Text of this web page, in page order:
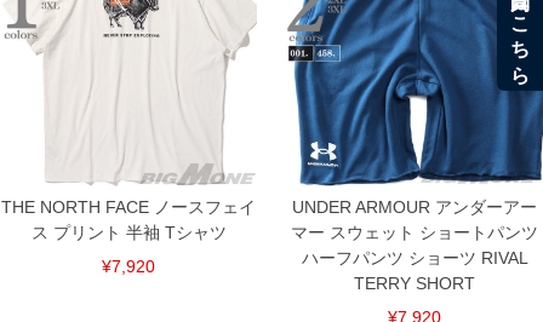
備考欄に股下●cmとご記入下さい。（裾上げ無料対象商品は1本につき税込6,000円以
上の品が対象。1本5,999円以下の商品は有料（500円+税）となります。）
出荷まで約1週間～20日間程お時間を頂く場合がございます。
尚、裾上げした商品は返品・交換不可となりますので、予めご了承下さい。
一部、お直しに対応出来ない商品がございます。(例：裾にファスナーや調節ひもが付
いている、極端なデザインが施されている等)
※商品によって若干のサイズの誤差がございます。また、お客様がご使用の環境（コ
ンピュータ画面）によって、商品の色味が若干異なる場合がございます。予めご了承
舗からのお取り寄せ等により、お客様にご迷惑をお掛けしてしまう場合がございま
す。そのようなことがない様最大限に努めておりますが、もしあった場合速やかにご
THE NORTH FACE ノースフェイ
ス プリント 半袖 Tシャツ
¥7,920
UNDER ARMOUR アンダーアー
マー スウェット ショートパンツ
ハーフパンツ ショーツ RIVAL
TERRY SHORT
¥7,920